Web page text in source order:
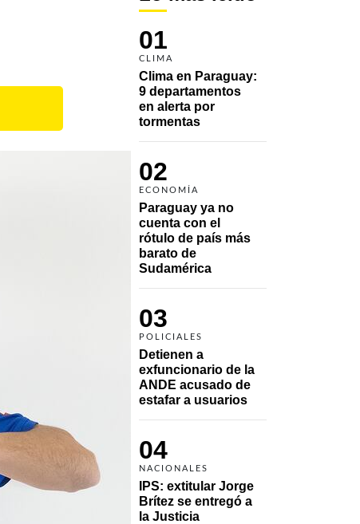
01
CLIMA
Clima en Paraguay:
9 departamentos
en alerta por
tormentas
02
ECONOMÍA
Paraguay ya no
cuenta con el
rótulo de país más
barato de
Sudamérica
03
POLICIALES
Detienen a
exfuncionario de la
ANDE acusado de
estafar a usuarios
04
NACIONALES
IPS: extitular Jorge
Brítez se entregó a
la Justicia